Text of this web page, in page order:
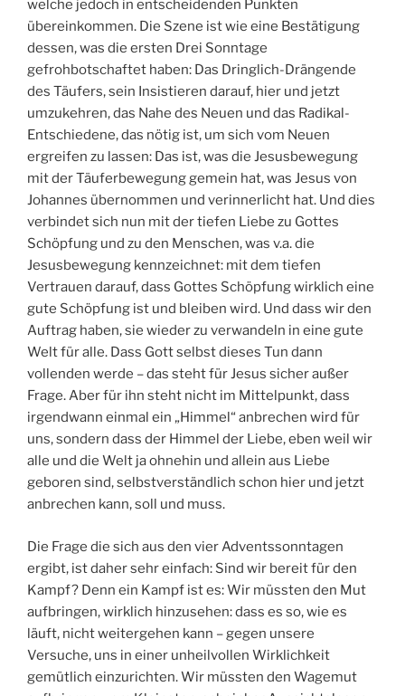
welche jedoch in entscheidenden Punkten
übereinkommen. Die Szene ist wie eine Bestätigung
dessen, was die ersten Drei Sonntage
gefrohbotschaftet haben: Das Dringlich-Drängende
des Täufers, sein Insistieren darauf, hier und jetzt
umzukehren, das Nahe des Neuen und das Radikal-
Entschiedene, das nötig ist, um sich vom Neuen
ergreifen zu lassen: Das ist, was die Jesusbewegung
mit der Täuferbewegung gemein hat, was Jesus von
Johannes übernommen und verinnerlicht hat. Und dies
verbindet sich nun mit der tiefen Liebe zu Gottes
Schöpfung und zu den Menschen, was v.a. die
Jesusbewegung kennzeichnet: mit dem tiefen
Vertrauen darauf, dass Gottes Schöpfung wirklich eine
gute Schöpfung ist und bleiben wird. Und dass wir den
Auftrag haben, sie wieder zu verwandeln in eine gute
Welt für alle. Dass Gott selbst dieses Tun dann
vollenden werde – das steht für Jesus sicher außer
Frage. Aber für ihn steht nicht im Mittelpunkt, dass
irgendwann einmal ein „Himmel“ anbrechen wird für
uns, sondern dass der Himmel der Liebe, eben weil wir
alle und die Welt ja ohnehin und allein aus Liebe
geboren sind, selbstverständlich schon hier und jetzt
anbrechen kann, soll und muss.
Die Frage die sich aus den vier Adventssonntagen
ergibt, ist daher sehr einfach: Sind wir bereit für den
Kampf? Denn ein Kampf ist es: Wir müssten den Mut
aufbringen, wirklich hinzusehen: dass es so, wie es
läuft, nicht weitergehen kann – gegen unsere
Versuche, uns in einer unheilvollen Wirklichkeit
gemütlich einzurichten. Wir müssten den Wagemut